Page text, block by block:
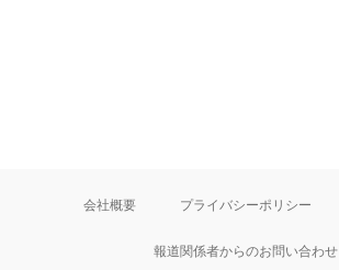
会社概要 プライバシーポリシー
報道関係者からのお問い合わせ